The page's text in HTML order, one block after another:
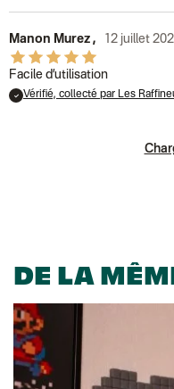
Manon Murez , 12 juillet
Facile d’utilisation
Vérifié, collecté par Les
DE LA